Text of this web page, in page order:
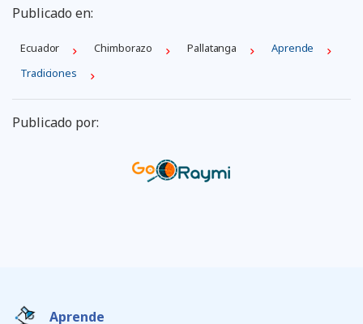
Publicado en:
Ecuador Chimborazo Pallatanga
Aprende
Tradiciones
Publicado por:
Aprende